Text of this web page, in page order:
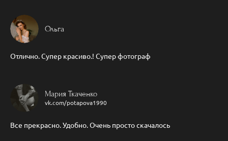
Ольга
Отлично. Супер красиво.! Супер фотограф
Мария Ткаченко
vk.com/potapova1990
Все прекрасно. Удобно. Очень просто скачалось